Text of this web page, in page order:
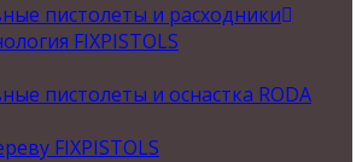
пистолеты и расходники
FIXPISTOLS
пистолеты и оснастка RODA
FIXPISTOLS